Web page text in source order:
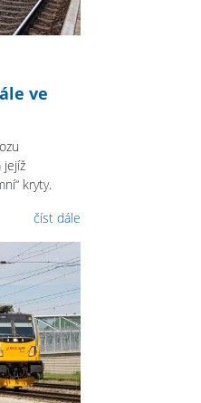
ve
jejíž
kryty.
číst dále